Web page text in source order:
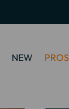
NEW PROS